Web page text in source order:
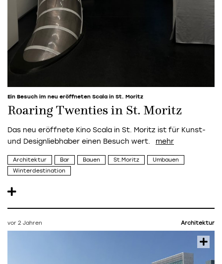
Ein Besuch im neu eröffneten Scala in St. Moritz
Roaring Twenties in St. Moritz
Das neu eröffnete Kino Scala in St. Moritz ist für Kunst-
und Designliebhaber einen Besuch wert.
Architektur Bar Bauen St.Moritz
Umbauen
Winterdestination
vor 2 Jahren Architektur